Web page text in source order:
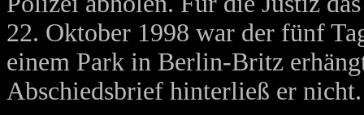
22. Oktober 1998 war der fünf
einem Park in Berlin-Britz
Abschiedsbrief hinterließ er nicht.